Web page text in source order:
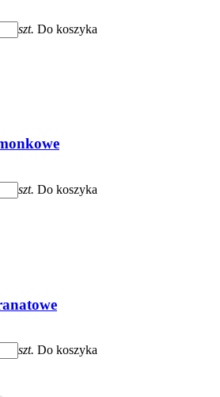
szt. Do koszyka
szt. Do koszyka
szt. Do koszyka